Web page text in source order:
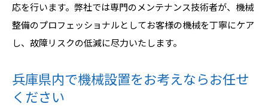
応を行います。弊社では専門のメンテナンス技術者が、機械
整備のプロフェッショナルとしてお客様の機械を丁寧にケア
し、故障リスクの低減に尽力いたします。
兵庫県内で機械設置をお考えならお任せ
ください